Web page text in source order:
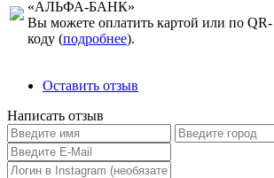
«АЛЬФА-БАНК»
Вы можете оплатить картой или по QR-
коду (подробнее).
Оставить отзыв
Написать отзыв